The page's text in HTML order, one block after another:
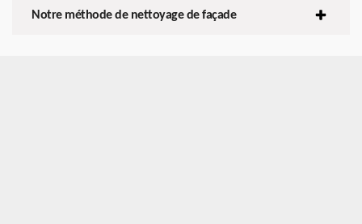
Notre méthode de nettoyage de façade